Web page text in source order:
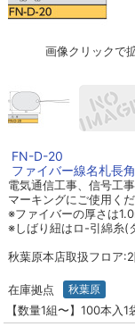
画像クリックで
FN-D-20
ファイバー線名札長
電気通信工事、信号工
マーキングにご使用くだ
※ファイバーの厚さは
※しばり紐はロ-引綿糸(
秋葉原本店取扱フロア
在庫拠点 秋葉原
【数量1組〜】100本入